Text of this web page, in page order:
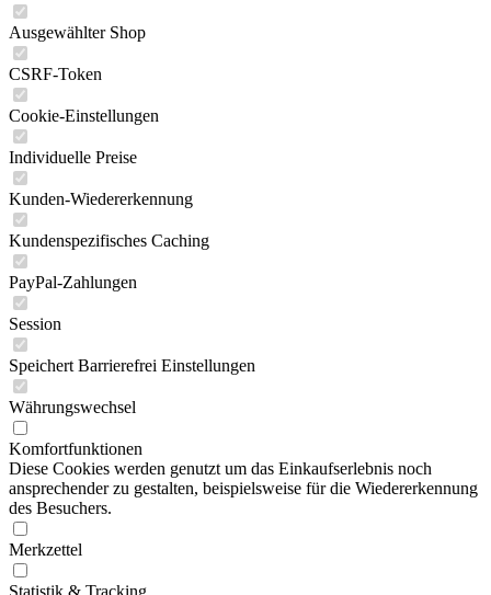
Ausgewählter Shop
CSRF-Token
Cookie-Einstellungen
Individuelle Preise
Kunden-Wiedererkennung
Kundenspezifisches Caching
PayPal-Zahlungen
Session
Speichert Barrierefrei Einstellungen
Währungswechsel
Komfortfunktionen
Diese Cookies werden genutzt um das Einkaufserlebnis noch
ansprechender zu gestalten, beispielsweise für die Wiedererkennung
des Besuchers.
Merkzettel
Statistik & Tracking